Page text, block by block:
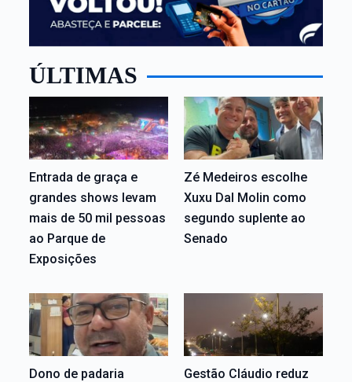
ÚLTIMAS
Entrada de graça e
grandes shows levam
mais de 50 mil pessoas
ao Parque de
Exposições
Zé Medeiros escolhe
Xuxu Dal Molin como
segundo suplente ao
Senado
Dono de padaria
Gestão Cláudio reduz